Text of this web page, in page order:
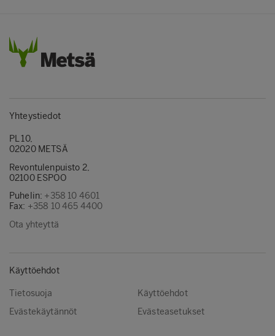
Yhteystiedot
PL 10,
02020 METSÄ
Revontulenpuisto 2,
02100 ESPOO
Puhelin: +358 10 4601
Fax: +358 10 465 4400
Ota yhteyttä
Käyttöehdot
Tietosuoja
Käyttöehdot
Evästekäytännöt
Evästeasetukset